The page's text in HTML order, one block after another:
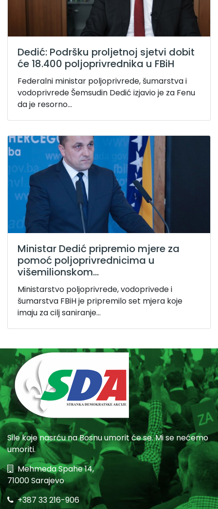
Dedić: Podršku proljetnoj sjetvi dobit
će 18.400 poljoprivrednika u FBiH
Federalni ministar poljoprivrede, šumarstva i
vodoprivrede Šemsudin Dedić izjavio je za Fenu
da je resorno...
Ministar Dedić pripremio mjere za
pomoć poljoprivrednicima u
višemilionskom...
Ministarstvo poljoprivrede, vodoprivede i
šumarstva FBiH je pripremilo set mjera koje
imaju za cilj saniranje...
Sile koje nasrću na Bosnu umorit će se. Mi se nećemo
umoriti.
Mehmeda Spahe 14,
71000 Sarajevo
+387 33 216-906